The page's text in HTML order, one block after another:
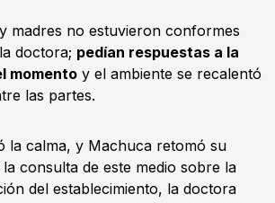
madres no estuvieron conformes
doctora; pedían respuestas a la
momento y el ambiente se recalentó
las partes.
la calma, y Machuca retomó su
consulta de este medio sobre la
del establecimiento, la doctora